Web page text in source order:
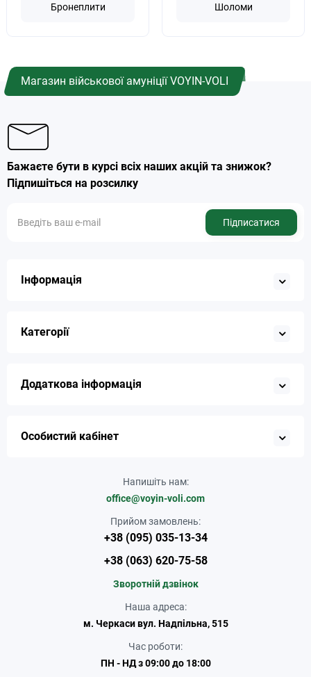
Бронеплити Шоломи
Магазин військової амуніції VOYIN-VOLI
Бажаєте бути в курсі всіх наших акцій та знижок?
Підпишіться на розсилку
Підписатися
Інформація
Категорії
Додаткова інформація
Особистий кабінет
Напишіть нам:
office@voyin-voli.com
Прийом замовлень:
+38 (095) 035-13-34
+38 (063) 620-75-58
Зворотній дзвінок
Наша адреса:
м. Черкаси вул. Надпільна, 515
Час роботи:
ПН - НД з 09:00 до 18:00